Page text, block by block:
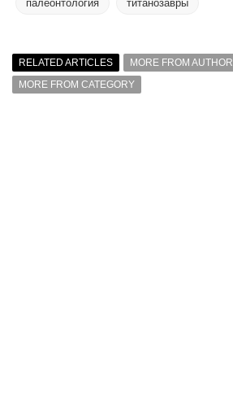
палеонтология титанозавры
RELATED ARTICLES
MORE FROM AUTHOR
MORE FROM CATEGORY